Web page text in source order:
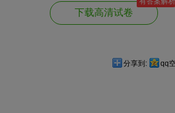
下载高清试卷
分享到: qq